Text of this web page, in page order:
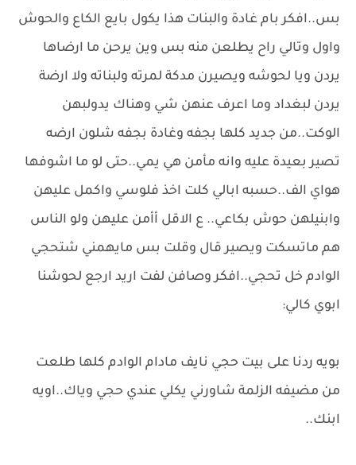
بس..افكر بام غادة والبنات هذا يكول بايع الكاع والحوش
واول وتالي راح يطلعن منه بس وين يرحن ما ارضاها
يردن ويا لحوشه ويصيرن مدكة لمرته ولبناته ولا ارضة
يردن لبغداد وما اعرف عنهن شي وهناك يدولبهن
الوكت..من جديد كلها بجفه وغادة بجفه شلون ارضه
تصير بعيدة عليه وانه مأمن هي يمي..حتى لو ما اشوفها
هواي الف..حسبه ابالي كلت اخذ فلوسي واكمل عليهن
وابنيلهن حوش بكاعي.. ع الاقل أأمن عليهن ولو الناس
هم ماتسكت ويصير قال وقلت بس مايهمني شتحجي
الوادم خل تحجي..افكر وصافن لفت اريد ارجع لحوشنا
ابوي كالي:
بويه ردنا على بيت حجي نايف مادام الوادم كلها طلعت
من مضيفه الزلمة شاورني يكلي عندي حجي وياك..اويه
ابنك..